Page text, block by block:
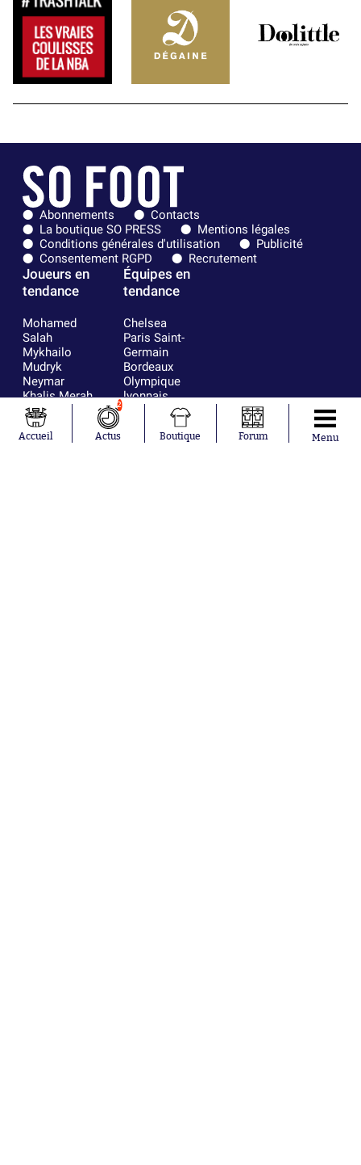
Abonnements
Contacts
La boutique SO PRESS
Mentions légales
Conditions générales d'utilisation
Publicité
Consentement RGPD
Recrutement
Joueurs en
tendance
Mohamed
Salah
Mykhailo
Mudryk
Neymar
Khalis Merah
Loïs Openda
Moussa
Niakhaté
Équipes en
tendance
Chelsea
Paris Saint-
Germain
Bordeaux
Olympique
lyonnais
Real Madrid
RC Strasbourg
Accueil
2
Actus Boutique Forum Menu